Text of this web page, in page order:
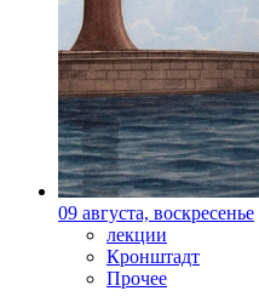
09 августа, воскресенье
лекции
Кронштадт
Прочее